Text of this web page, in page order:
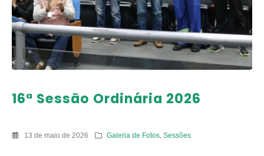
16ª Sessão Ordinária 2026
13 de maio de 2026 Galeria de Fotos ,Sessões